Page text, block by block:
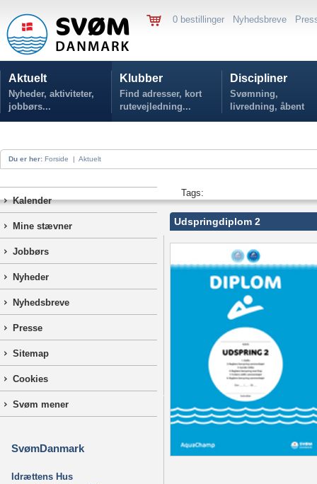
0 bestillinger Nyhedsbreve
Aktuelt
Nyheder, aktiviteter,
jobbørs...
Klubber
Find adresser, kort
rutevejledning...
Discipliner
Svømning,
livredning, åbent
vand...
Du er her: Forside | Aktuelt
Kalender
Mine stævner
Jobbørs
Nyheder
Nyhedsbreve
Presse
Sitemap
Cookies
Svøm mener
Tags:
Udspringdiplom 2
SvømDanmark
Idrættens Hus